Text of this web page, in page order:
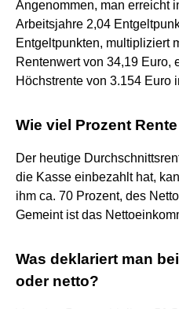
Angenommen, man erreicht
Arbeitsjahre 2,04
Entgeltpunkten, multipliziert
Rentenwert von 34,19 Euro,
Höchstrente von 3.154 Euro
Wie viel Prozent
Der heutige
die Kasse einbezahlt hat,
ihm ca. 70 Prozent, des
Gemeint ist das
Was deklariert man
oder netto?